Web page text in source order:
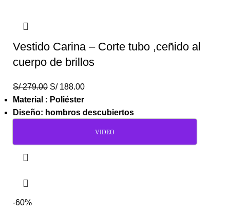
Vestido Carina – Corte tubo ,ceñido al
cuerpo de brillos
S/279.00 S/188.00
Material : Poliéster
Diseño: hombros descubiertos
VIDEO
-60%